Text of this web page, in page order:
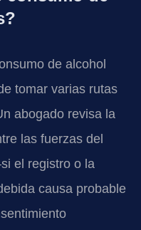
de alcohol
tomar varias rutas
abogado revisa la
las fuerzas del
el registro o la
causa probable